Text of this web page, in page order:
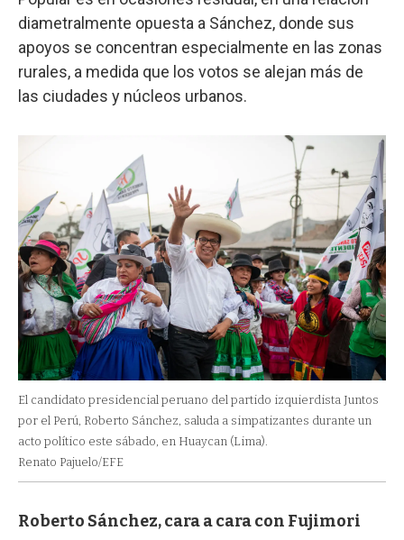
diametralmente opuesta a Sánchez, donde sus
apoyos se concentran especialmente en las zonas
rurales, a medida que los votos se alejan más de
las ciudades y núcleos urbanos.
El candidato presidencial peruano del partido izquierdista Juntos
por el Perú, Roberto Sánchez, saluda a simpatizantes durante un
acto político este sábado, en Huaycan (Lima).
Renato Pajuelo/EFE
Roberto Sánchez, cara a cara con Fujimori